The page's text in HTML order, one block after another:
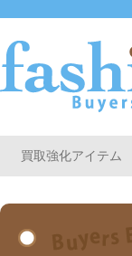
買取強化アイテム